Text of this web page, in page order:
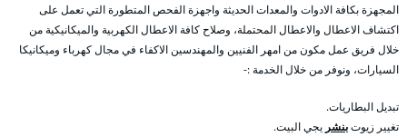
المجهزة بكافة الادوات والمعدات الحديثة واجهزة الفحص المتطورة التي تعمل على
اكتشاف الاعطال والاعطال المحتملة، وصلاح كافة الاعطال الكهربية والميكانيكية من
خلال فريق عمل مكون من امهر الفنيين والمهندسين الاكفاء في مجال كهرباء وميكانيكا
السيارات، ونوفر من خلال الخدمة :-
تبديل البطاريات.
تغيير زيوتبنشر يجي البيت.